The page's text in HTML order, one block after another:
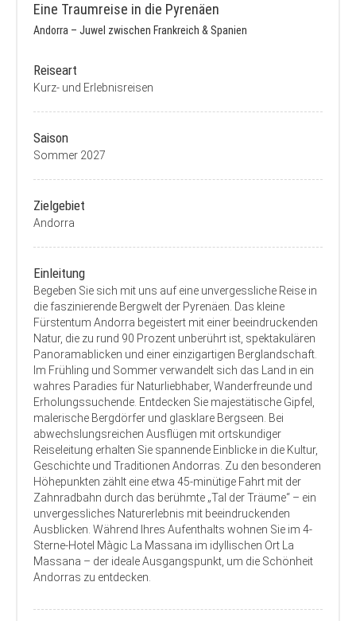
Eine Traumreise in die Pyrenäen
Andorra – Juwel zwischen Frankreich & Spanien
Reiseart
Kurz- und Erlebnisreisen
Saison
Sommer 2027
Zielgebiet
Andorra
Einleitung
Begeben Sie sich mit uns auf eine unvergessliche Reise in
die faszinierende Bergwelt der Pyrenäen. Das kleine
Fürstentum Andorra begeistert mit einer beeindruckenden
Natur, die zu rund 90 Prozent unberührt ist, spektakulären
Panoramablicken und einer einzigartigen Berglandschaft.
Im Frühling und Sommer verwandelt sich das Land in ein
wahres Paradies für Naturliebhaber, Wanderfreunde und
Erholungssuchende. Entdecken Sie majestätische Gipfel,
malerische Bergdörfer und glasklare Bergseen. Bei
abwechslungsreichen Ausflügen mit ortskundiger
Reiseleitung erhalten Sie spannende Einblicke in die Kultur,
Geschichte und Traditionen Andorras. Zu den besonderen
Höhepunkten zählt eine etwa 45-minütige Fahrt mit der
Zahnradbahn durch das berühmte „Tal der Träume“ – ein
unvergessliches Naturerlebnis mit beeindruckenden
Ausblicken. Während Ihres Aufenthalts wohnen Sie im 4-
Sterne-Hotel Màgic La Massana im idyllischen Ort La
Massana – der ideale Ausgangspunkt, um die Schönheit
Andorras zu entdecken.